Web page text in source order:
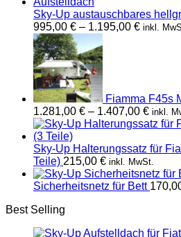
Sky-Up austauschbares
995,00 € – 1.195,00 € inkl.
Fiamma F45s
1.281,00 € – 1.407,00 € inkl.
Sky-Up Halterungssatz für
Teile) 215,00 € inkl. MwSt.
Sicherheitsnetz für Bett
Best Selling